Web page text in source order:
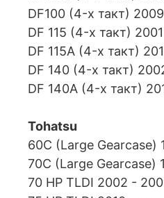
DF100 (4-х такт)
DF 115 (4-х такт)
DF 115A (4-х такт)
DF 140 (4-х такт)
DF 140A (4-х такт)
Tohatsu
60C (Large Gearcase)
70C (Large Gearcase)
70 HP TLDI 2002 -